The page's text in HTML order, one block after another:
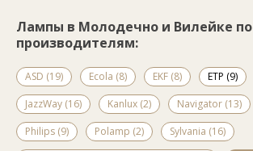
Лампы в Молодечно и Вилейке по
производителям:
ASD (19) Ecola (8) EKF (8) ETP (9)
JazzWay (16)
Kanlux (2) Navigator (13)
Philips (9)
Polamp (2)
Sylvania (16)